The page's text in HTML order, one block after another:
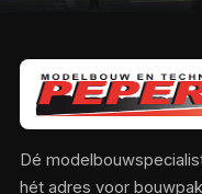
Dé
hét adres voor